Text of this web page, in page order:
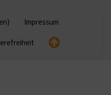
Impressum